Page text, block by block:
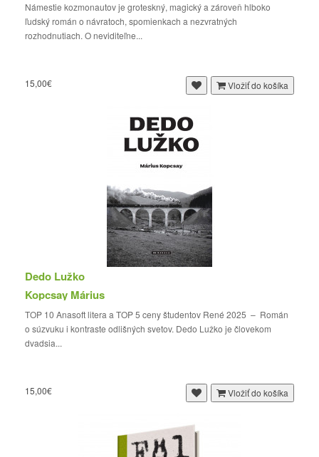
Námestie kozmonautov je groteskný, magický a zároveň hlboko
ľudský román o návratoch, spomienkach a nezvratných
rozhodnutiach. O neviditeľne...
15,00€ Vložiť do košíka
Dedo Lužko
Kopcsay Márius
TOP 10 Anasoft litera a TOP 5 ceny študentov René 2025 – Román
o súzvuku i kontraste odlišných svetov. Dedo Lužko je človekom
dvadsia...
15,00€ Vložiť do košíka